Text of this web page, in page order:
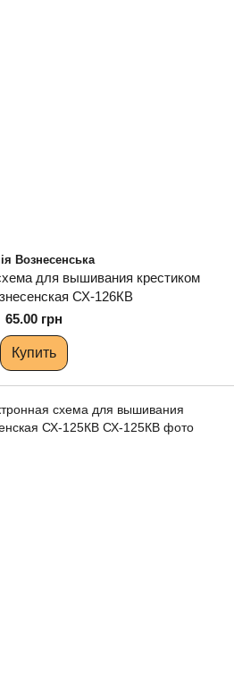
Вознесенська
для вышивания крестиком
СХ-126КВ
65.00 грн
Купить